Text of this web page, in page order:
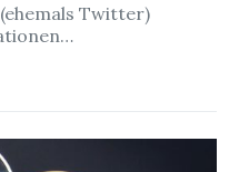
Twitter)